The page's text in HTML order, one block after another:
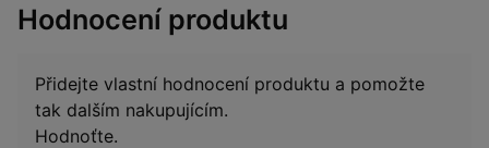
Hodnocení produktu
Přidejte vlastní hodnocení produktu a pomožte
tak dalším nakupujícím.
Hodnoťte.